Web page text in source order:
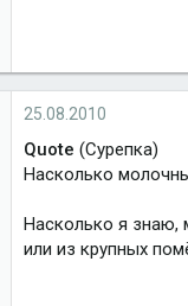
25.08.2010
Quote (Сурепка)
Насколько
Насколько я знаю,
или из крупных